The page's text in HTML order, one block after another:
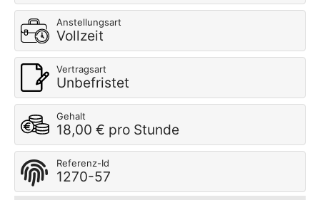
Anstellungsart
Vollzeit
Vertragsart
Unbefristet
Gehalt
18,00 € pro Stunde
Referenz-Id
1270-57